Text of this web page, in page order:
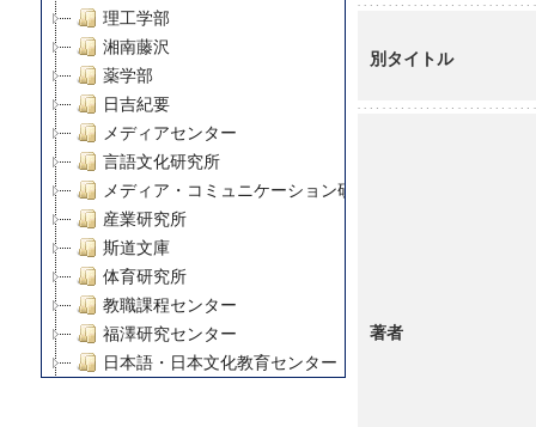
理工学部
湘南藤沢
薬学部
日吉紀要
メディアセンター
言語文化研究所
メディア・コミュニケーション研究所
産業研究所
斯道文庫
体育研究所
教職課程センター
福澤研究センター
日本語・日本文化教育センター
別タイトル
著者